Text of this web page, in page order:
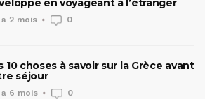
en voyageant à l’étranger
2 mois 0
10 choses à savoir sur la Grèce avant
séjour
6 mois 0